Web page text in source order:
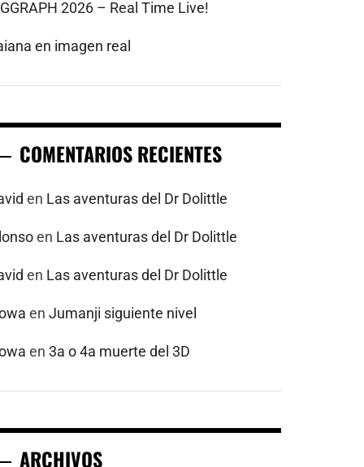
2026 – Real Time Live!
en imagen real
COMENTARIOS RECIENTES
en Las aventuras del Dr Dolittle
en Las aventuras del Dr Dolittle
en Las aventuras del Dr Dolittle
enJumanji siguiente nivel
en3a o 4a muerte del 3D
ARCHIVOS